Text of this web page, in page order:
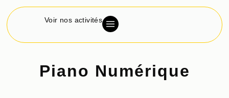
Voir nos activités
Piano Numérique